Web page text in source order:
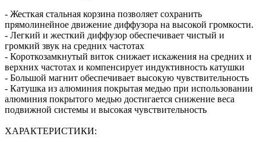
- Жесткая стальная корзина позволяет сохранить
прямолинейное движение диффузора на высокой громкости.
- Легкий и жесткий диффузор обеспечивает чистый и
громкий звук на средних частотах
- Короткозамкнутый виток снижает искажения на средних и
верхних частотах и компенсирует индуктивность катушки
- Большой магнит обеспечивает высокую чувствительность
- Катушка из алюминия покрытая медью при использовании
алюминия покрытого медью достигается снижение веса
подвижной системы и высокая чувствительность
ХАРАКТЕРИСТИКИ: